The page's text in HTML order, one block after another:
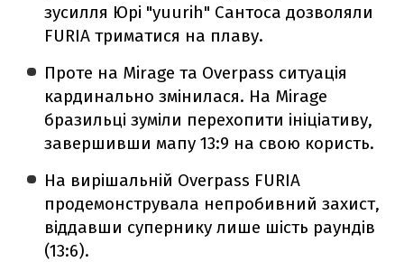
зусилля Юрі "yuurih" Сантоса дозволяли
FURIA триматися на плаву.
Проте на Mirage та Overpass ситуація
кардинально змінилася. На Mirage
бразильці зуміли перехопити ініціативу,
завершивши мапу 13:9 на свою користь.
На вирішальній Overpass FURIA
продемонструвала непробивний захист,
віддавши супернику лише шість раундів
(13:6).